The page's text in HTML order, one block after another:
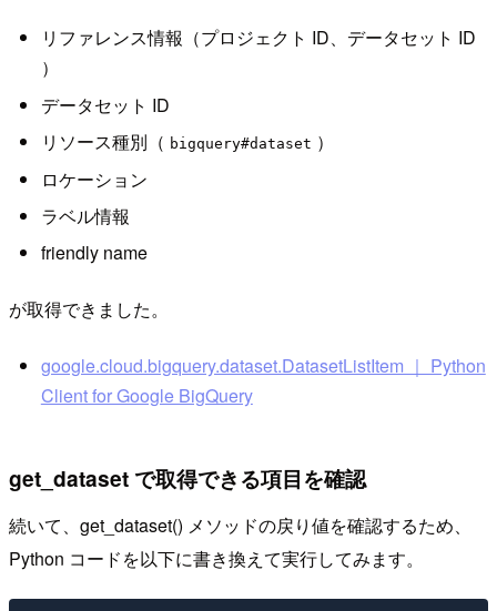
リファレンス情報（プロジェクト ID、データセット ID
）
データセット ID
リソース種別（ bigquery#dataset ）
ロケーション
ラベル情報
friendly name
が取得できました。
google.cloud.bigquery.dataset.DatasetListItem ｜ Python
Client for Google BigQuery
get_dataset で取得できる項目を確認
続いて、get_dataset() メソッドの戻り値を確認するため、
Python コードを以下に書き換えて実行してみます。